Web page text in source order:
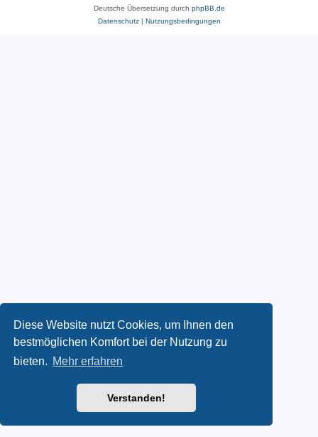
Diese Website nutzt Cookies, um Ihnen den
bestmöglichen Komfort bei der Nutzung zu
bieten. Mehr erfahren
Verstanden!
Deutsche Übersetzung durch phpBB.de
Datenschutz| Nutzungsbedingungen